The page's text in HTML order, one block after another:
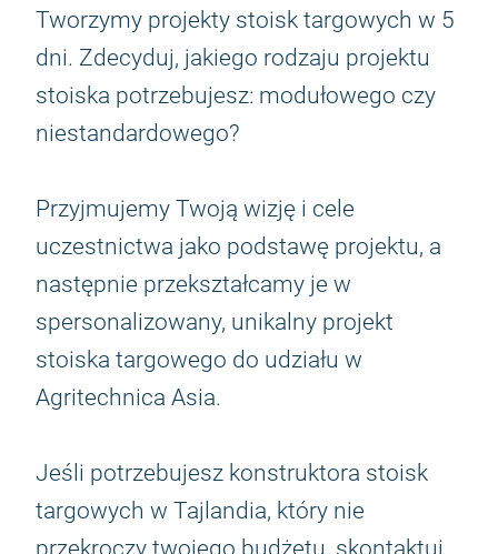
Tworzymy projekty stoisk targowych w 5
dni. Zdecyduj, jakiego rodzaju projektu
stoiska potrzebujesz: modułowego czy
niestandardowego?
Przyjmujemy Twoją wizję i cele
uczestnictwa jako podstawę projektu, a
następnie przekształcamy je w
spersonalizowany, unikalny projekt
stoiska targowego do udziału w
Agritechnica Asia.
Jeśli potrzebujesz konstruktora stoisk
targowych w Tajlandia, który nie
przekroczy twojego budżetu, skontaktuj